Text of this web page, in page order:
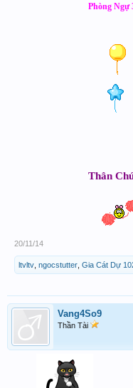
Phòng Ngự
Thân
20/11/14
ltvltv ngocstutter Gia Cát Dự
Vang4So9
Thần Tài